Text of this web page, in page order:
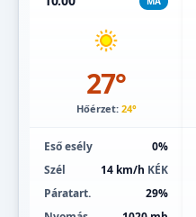
27°
Hőérzet: 24°
Eső esély
0%
Szél
14 km/h KÉK
Páratart.
29%